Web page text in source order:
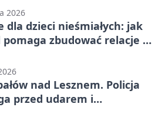
2026
dla dzieci nieśmiałych: jak
pomaga zbudować relacje z
nad Lesznem. Policja
przed udarem i